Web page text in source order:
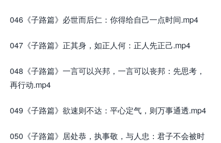
046《子路篇》必世而后仁：你得给自己一点时间.mp4
047《子路篇》正其身，如正人何：正人先正己.mp4
048《子路篇》一言可以兴邦，一言可以丧邦：先思考，
再行动.mp4
049《子路篇》欲速则不达：平心定气，则万事通透.mp4
050《子路篇》居处恭，执事敬，与人忠：君子不会被时